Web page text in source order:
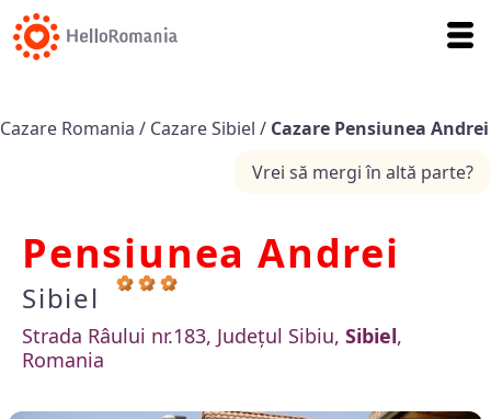
Cazare Romania / Cazare Sibiel / Cazare Pensiunea Andrei
Vrei să mergi în altă parte?
Pensiunea Andrei
Sibiel
Strada Râului nr.183, Județul Sibiu, Sibiel,
Romania